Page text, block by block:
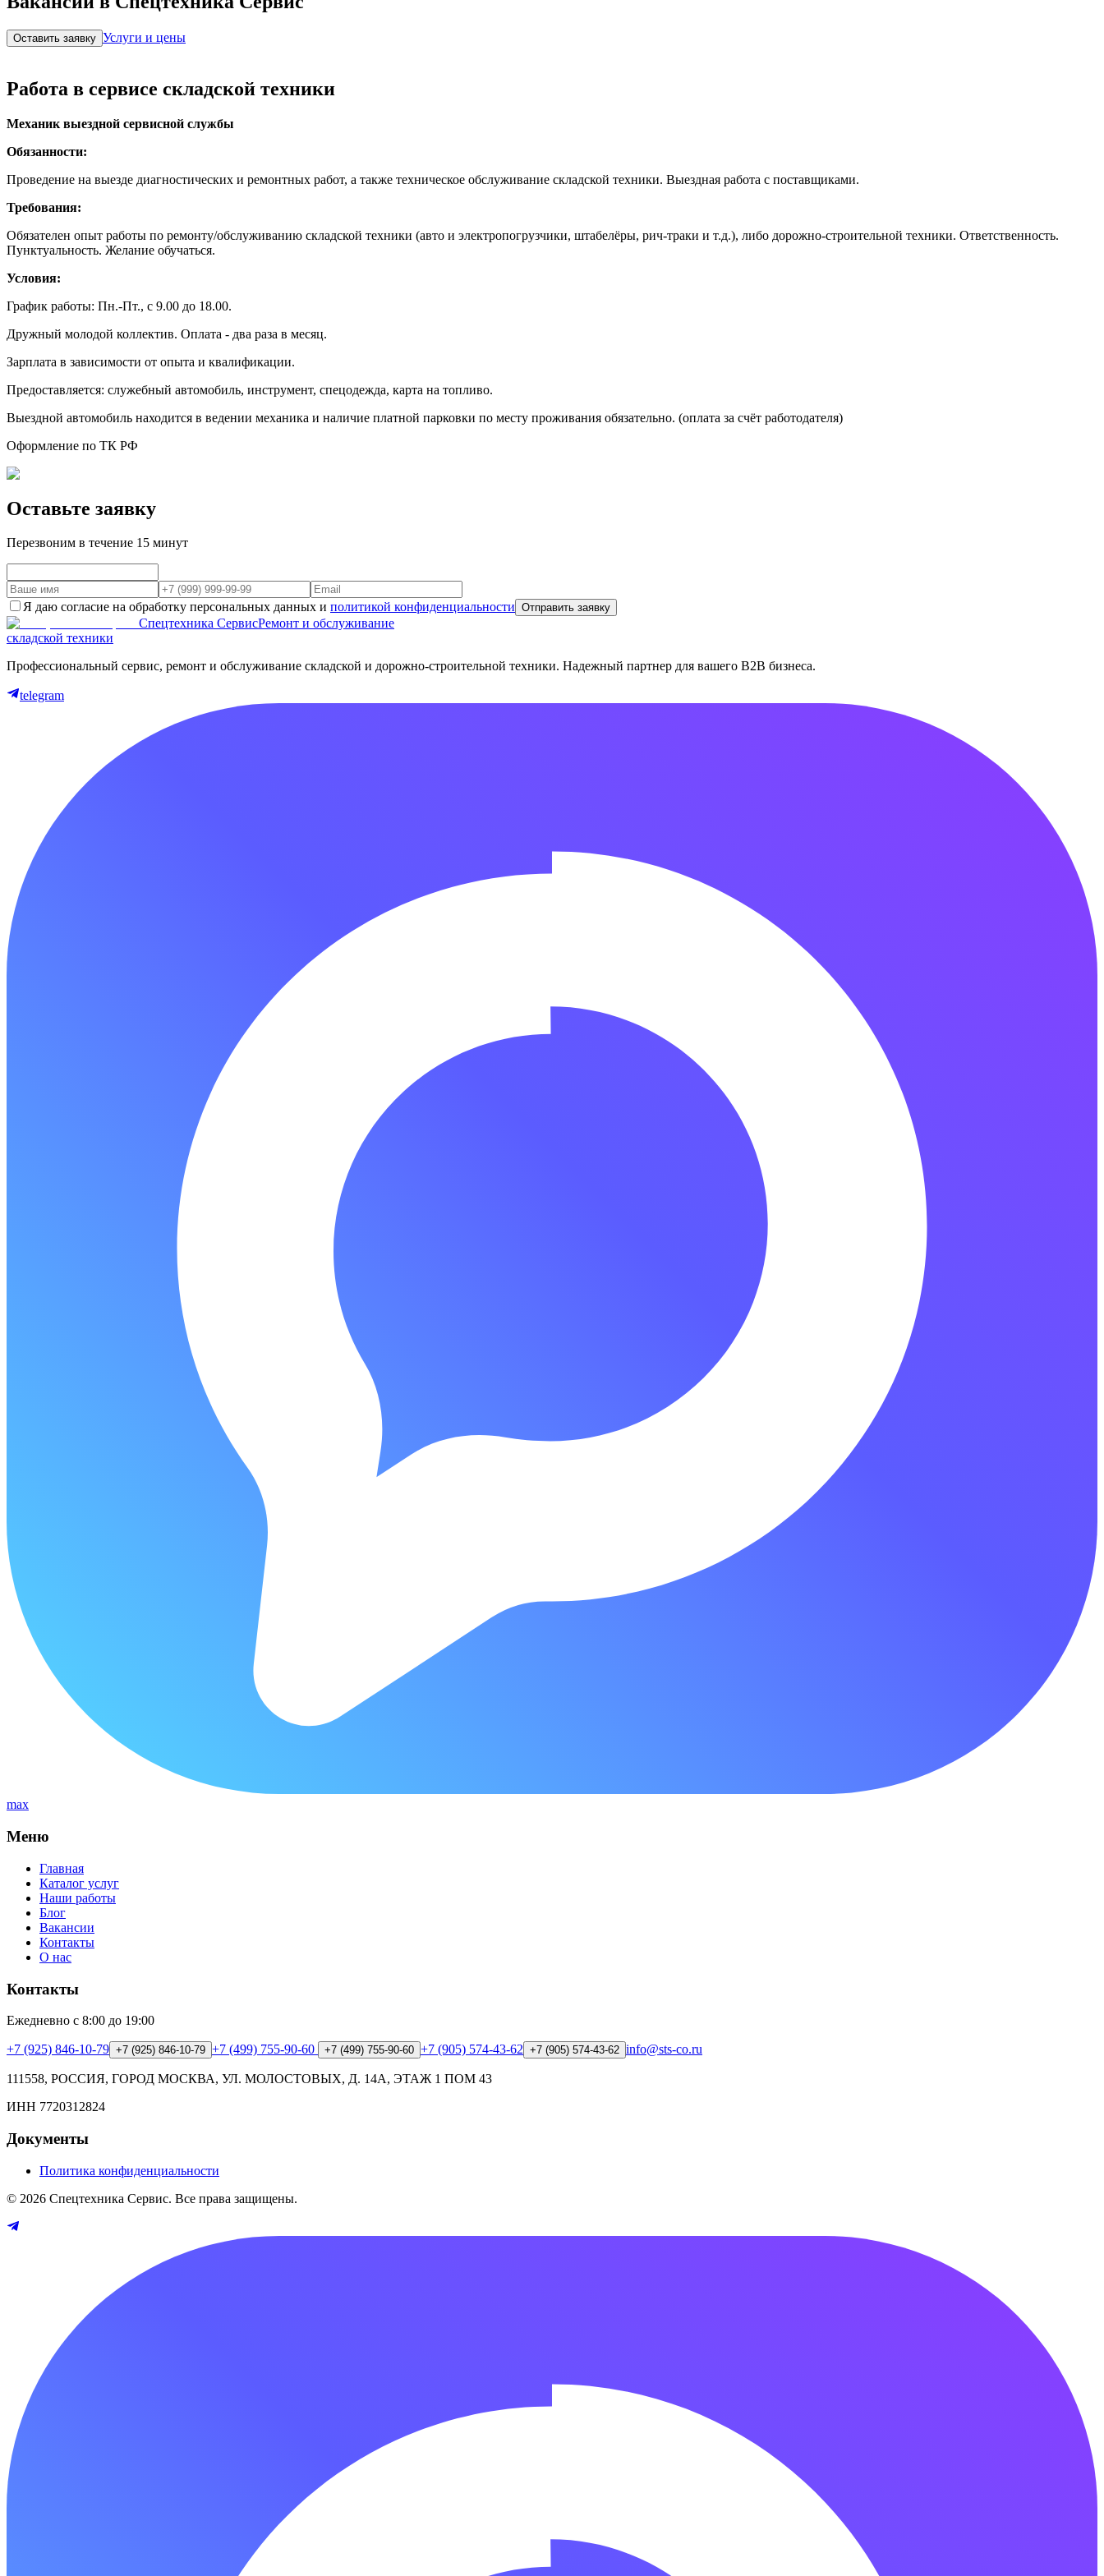
Оставить заявку Услуги и цены
Работа в сервисе складской техники
Механик выездной сервисной службы
Обязанности:
Проведение на выезде диагностических и ремонтных работ, а также техническое обслуживание складской техники. Выездная работа с поставщиками.
Требования:
Обязателен опыт работы по ремонту/обслуживанию складской техники (авто и электропогрузчики, штабелёры, рич-траки и т.д.), либо дорожно-строительной техники. Ответственность.
Пунктуальность. Желание обучаться.
Условия:
График работы: Пн.-Пт., с 9.00 до 18.00.
Дружный молодой коллектив. Оплата - два раза в месяц.
Зарплата в зависимости от опыта и квалификации.
Предоставляется: служебный автомобиль, инструмент, спецодежда, карта на топливо.
Выездной автомобиль находится в ведении механика и наличие платной парковки по месту проживания обязательно. (оплата за счёт работодателя)
Оформление по ТК РФ
Оставьте заявку
Перезвоним в течение 15 минут
Я даю согласие на обработку персональных данных и политикой конфиденциальности Отправить заявку
Спецтехника СервисРемонт и обслуживание
складской техники
Профессиональный сервис, ремонт и обслуживание складской и дорожно-строительной техники. Надежный партнер для вашего B2B бизнеса.
telegram
max
Меню
Главная
Каталог услуг
Наши работы
Блог
Вакансии
Контакты
О нас
Контакты
Ежедневно с 8:00 до 19:00
+7 (925) 846-10-79 +7 (925) 846-10-79 +7 (499) 755-90-60 +7 (499) 755-90-60 +7 (905) 574-43-62 +7 (905) 574-43-62 info@sts-co.ru
111558, РОССИЯ, ГОРОД МОСКВА, УЛ. МОЛОСТОВЫХ, Д. 14А, ЭТАЖ 1 ПОМ 43
ИНН 7720312824
Документы
Политика конфиденциальности
© 2026 Спецтехника Сервис. Все права защищены.